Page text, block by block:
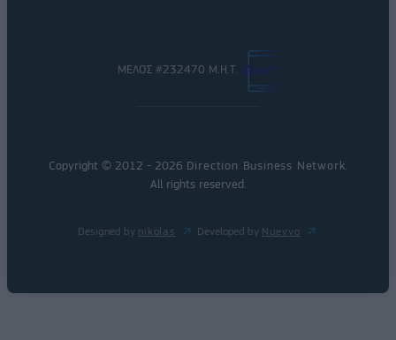
ΜΕΛΟΣ #232470 Μ.Η.Τ.
Copyright © 2012 - 2026 Direction Business Network
All rights reserved.
Designed by nikolas Developed by Nuevvo